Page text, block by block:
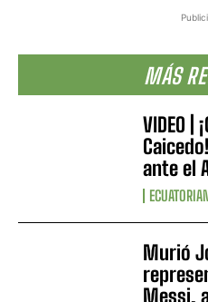
MÁS
VIDEO |
ante el
Murió
Messi,